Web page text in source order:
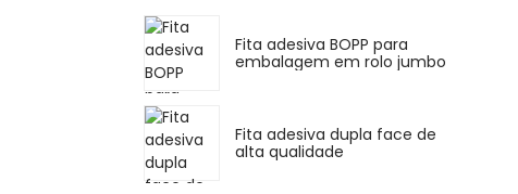
Fita adesiva BOPP para
embalagem em rolo jumbo
Fita adesiva dupla face de
alta qualidade